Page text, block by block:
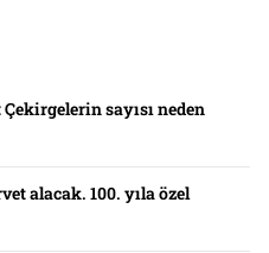
sayısı neden
alacak. 100. yıla özel